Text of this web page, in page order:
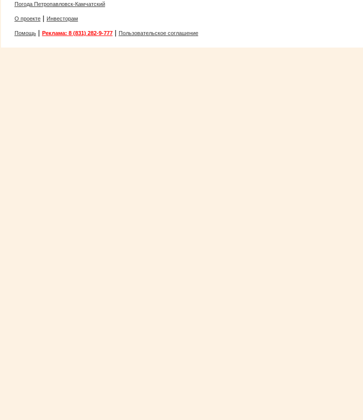
Погода Петропавловск-Камчатский
О проекте| Инвесторам
Помощь| Реклама: 8 (831) 282-9-777| Пользовательское соглашение